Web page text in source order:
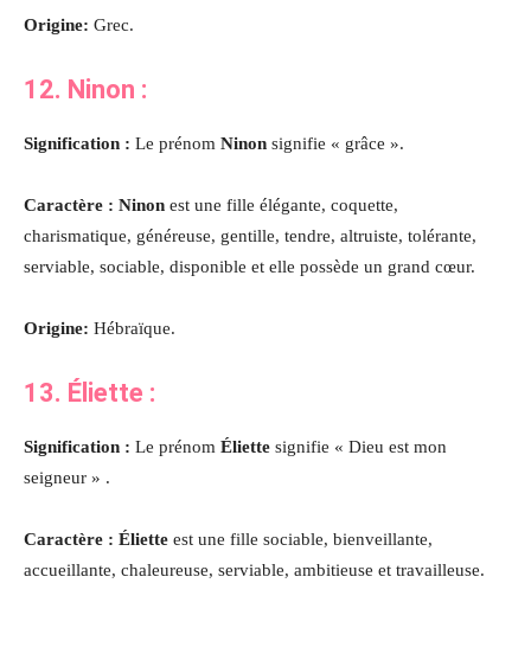
Origine: Grec.
12. Ninon :
Signification : Le prénom Ninon signifie « grâce ».
Caractère : Ninon est une fille élégante, coquette,
charismatique, généreuse, gentille, tendre, altruiste, tolérante,
serviable, sociable, disponible et elle possède un grand cœur.
Origine: Hébraïque.
13. Éliette :
Signification : Le prénom Éliette signifie « Dieu est mon
seigneur » .
Caractère : Éliette est une fille sociable, bienveillante,
accueillante, chaleureuse, serviable, ambitieuse et travailleuse.